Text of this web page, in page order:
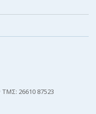
26610 87523